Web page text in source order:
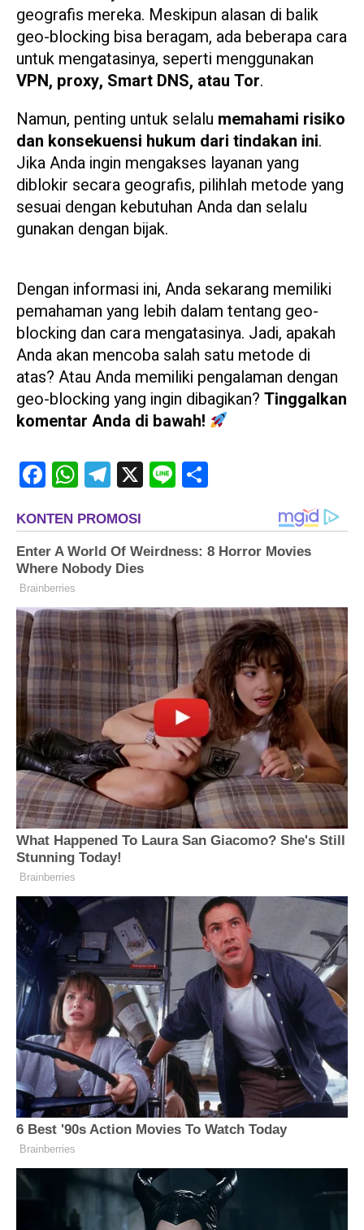
geografis mereka. Meskipun alasan di balik
geo-blocking bisa beragam, ada beberapa cara
untuk mengatasinya, seperti menggunakan
VPN, proxy, Smart DNS, atau Tor.
Namun, penting untuk selalu memahami risiko
dan konsekuensi hukum dari tindakan ini.
Jika Anda ingin mengakses layanan yang
diblokir secara geografis, pilihlah metode yang
sesuai dengan kebutuhan Anda dan selalu
gunakan dengan bijak.
Dengan informasi ini, Anda sekarang memiliki
pemahaman yang lebih dalam tentang geo-
blocking dan cara mengatasinya. Jadi, apakah
Anda akan mencoba salah satu metode di
atas? Atau Anda memiliki pengalaman dengan
geo-blocking yang ingin dibagikan? Tinggalkan
komentar Anda di bawah!
FacebookWhatsAppTelegram
X Line